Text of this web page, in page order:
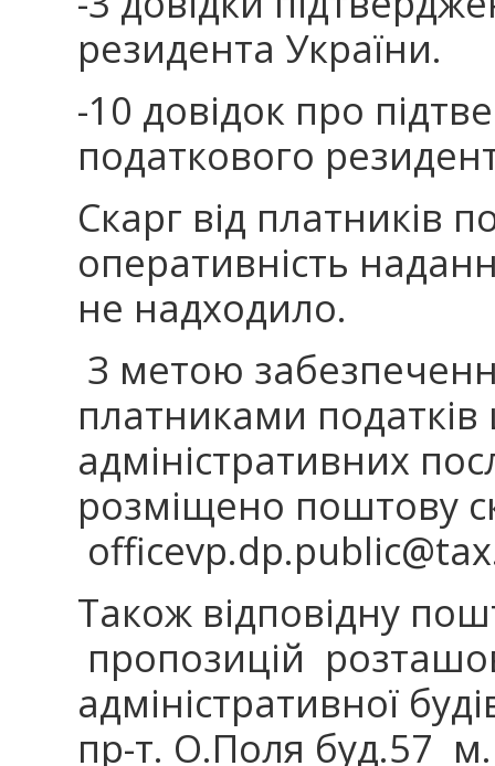
резидента України.
-10 довідок про
податкового
Скарг від платників
оперативність
не надходило.
З метою
платниками
адміністративних
розміщено поштову
Також відповідну
пропозицій
адміністративної
пр-т. О.Поля буд.57